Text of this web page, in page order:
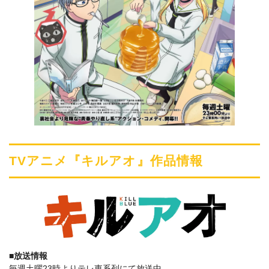
TVアニメ『キルアオ』作品情報
■放送情報